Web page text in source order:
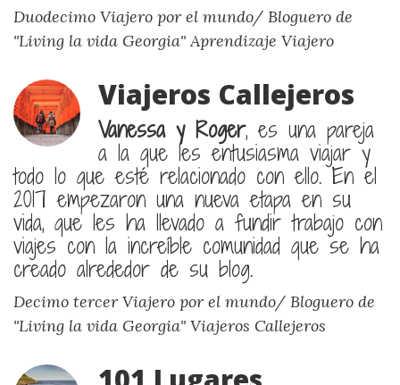
Duodecimo Viajero por el mundo/ Bloguero de
"Living la vida Georgia"Aprendizaje Viajero
Viajeros Callejeros
Vanessa y Roger, es una pareja
a la que les entusiasma viajar y
todo lo que esté relacionado con ello. En el
2017 empezaron una nueva etapa en su
vida, que les ha llevado a fundir trabajo con
viajes con la increíble comunidad que se ha
creado alrededor de su blog.
Decimo tercer Viajero por el mundo/ Bloguero de
"Living la vida Georgia" Viajeros Callejeros